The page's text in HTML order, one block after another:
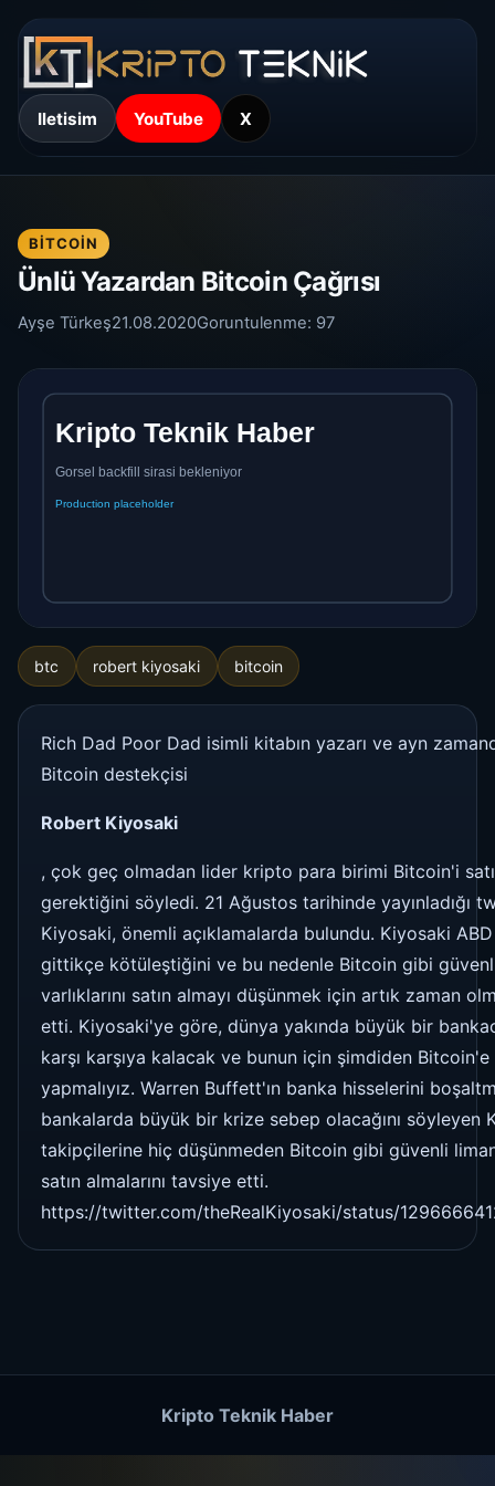
Iletisim YouTube X
BITCOIN
Ünlü Yazardan Bitcoin Çağrısı
Ayşe Türkeş21.08.2020Goruntulenme: 97
btc robert kiyosaki bitcoin
Rich Dad Poor Dad isimli kitabın yazarı ve ayn
Bitcoin destekçisi
Robert Kiyosaki
, çok geç olmadan lider kripto para birimi Bitcoin'i
gerektiğini söyledi. 21 Ağustos tarihinde yayınladığı
Kiyosaki, önemli açıklamalarda bulundu. Kiyosaki ABD
gittikçe kötüleştiğini ve bu nedenle Bitcoin gibi
varlıklarını satın almayı düşünmek için artık zaman
etti. Kiyosaki'ye göre, dünya yakında büyük bir
karşı karşıya kalacak ve bunun için şimdiden Bitcoin'e
yapmalıyız. Warren Buffett'ın banka hisselerini
bankalarda büyük bir krize sebep olacağını söyleyen
takipçilerine hiç düşünmeden Bitcoin gibi güvenli liman
satın almalarını tavsiye etti.
https://twitter.com/theRealKiyosaki/status/
Kripto Teknik Haber